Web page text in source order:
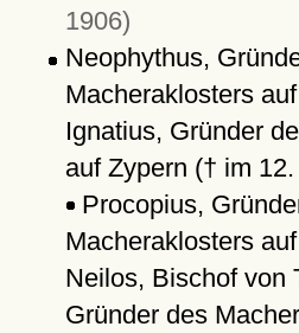
1906)
Neophythus,
Macheraklosters
Ignatius, Gründer
auf Zypern († im
Procopius,
Macheraklosters
Neilos, Bischof von
Gründer des